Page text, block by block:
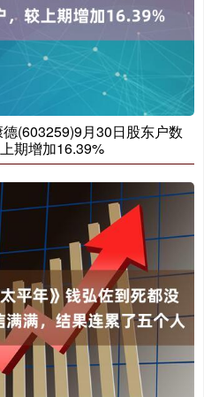
(603259)9月30日股东户数
期增加16.39%